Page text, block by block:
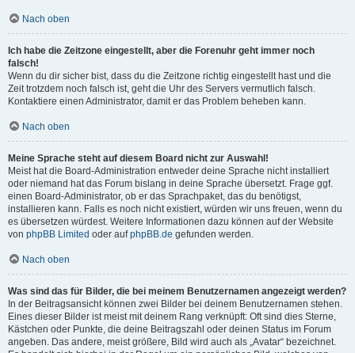
Nach oben
Ich habe die Zeitzone eingestellt, aber die Forenuhr geht immer noch
falsch!
Wenn du dir sicher bist, dass du die Zeitzone richtig eingestellt hast und die
Zeit trotzdem noch falsch ist, geht die Uhr des Servers vermutlich falsch.
Kontaktiere einen Administrator, damit er das Problem beheben kann.
Nach oben
Meine Sprache steht auf diesem Board nicht zur Auswahl!
Meist hat die Board-Administration entweder deine Sprache nicht installiert
oder niemand hat das Forum bislang in deine Sprache übersetzt. Frage ggf.
einen Board-Administrator, ob er das Sprachpaket, das du benötigst,
installieren kann. Falls es noch nicht existiert, würden wir uns freuen, wenn du
es übersetzen würdest. Weitere Informationen dazu können auf der Website
von phpBB Limited oder aufphpBB.de gefunden werden.
Nach oben
Was sind das für Bilder, die bei meinem Benutzernamen angezeigt werden?
In der Beitragsansicht können zwei Bilder bei deinem Benutzernamen stehen.
Eines dieser Bilder ist meist mit deinem Rang verknüpft: Oft sind dies Sterne,
Kästchen oder Punkte, die deine Beitragszahl oder deinen Status im Forum
angeben. Das andere, meist größere, Bild wird auch als „Avatar“ bezeichnet.